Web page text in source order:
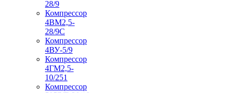
28/9
Компрессор
4ВМ2,5-
28/9С
Компрессор
4ВУ-5/9
Компрессор
4ГМ2,5-
10/251
Компрессор